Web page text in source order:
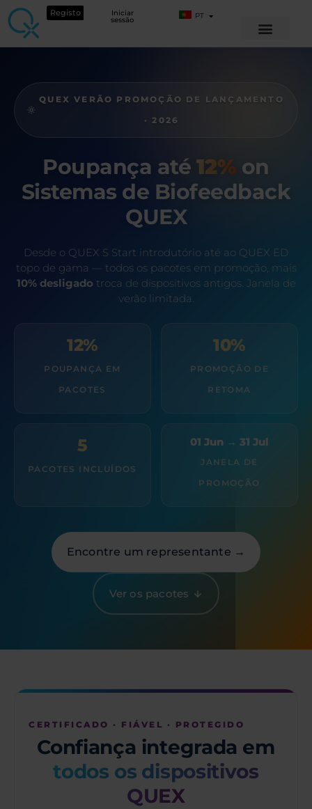
Registo Iniciar
sessão PT
QUEX VERÃO PROMOÇÃO DE LANÇAMENTO
· 2026
Poupança até 12% on
Sistemas de Biofeedback
QUEX
Desde o QUEX S Start introdutório até ao QUEX ED
topo de gama — todos os pacotes em promoção, mais
10% desligado troca de dispositivos antigos. Janela de
verão limitada.
12%
POUPANÇA EM
PACOTES
10%
PROMOÇÃO DE
RETOMA
5
PACOTES INCLUÍDOS
01 Jun → 31 Jul
JANELA DE
PROMOÇÃO
Encontre um representante →
Ver os pacotes
CERTIFICADO · FIÁVEL · PROTEGIDO
Confiança integrada em
todos os dispositivos
QUEX